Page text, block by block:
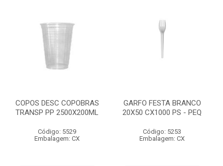
COPOS DESC COPOBRAS
TRANSP PP 2500X200ML
Código: 5529
Embalagem: CX
GARFO FESTA BRANCO
20X50 CX1000 PS - PEQ
Código: 5253
Embalagem: CX